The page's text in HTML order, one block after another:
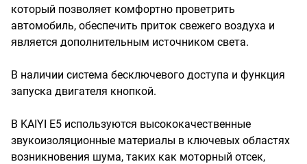
который позволяет комфортно проветрить
автомобиль, обеспечить приток свежего воздуха и
является дополнительным источником света.
В наличии система бесключевого доступа и функция
запуска двигателя кнопкой.
В KAIYI E5 используются высококачественные
звукоизоляционные материалы в ключевых областях
возникновения шума, таких как моторный отсек,